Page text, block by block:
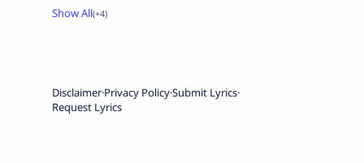
DisclaimerPrivacy PolicySubmit Lyrics
Request Lyrics